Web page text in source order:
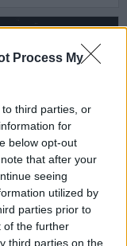
Process My
third parties, or
for
below opt-out
that after your
seeing
utilized by
parties prior to
of the further
third parties on the
se en